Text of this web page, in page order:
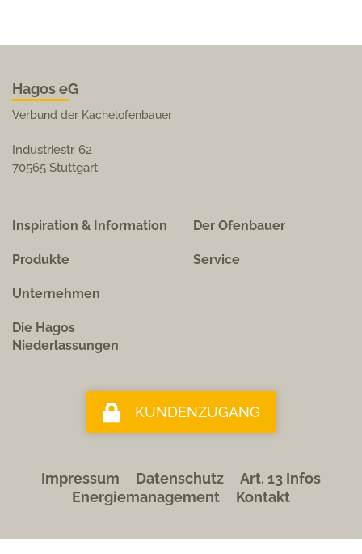
Hagos eG
Verbund der Kachelofenbauer
Industriestr. 62
70565 Stuttgart
Inspiration & Information
Produkte
Unternehmen
Die Hagos
Niederlassungen
Der Ofenbauer
Service
Impressum Datenschutz
Art. 13 Infos
Energiemanagement
Kontakt
KUNDENZUGANG